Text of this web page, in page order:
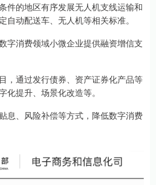
件的地区有序发展无人机支线运输和
自动配送车、无人机等相关标准。
字消费领域小微企业提供融资增信支
，通过发行债券、资产证券化产品等
化提升、场景化改造等。
息、风险补偿等方式，降低数字消费